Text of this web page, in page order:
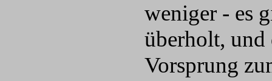
weniger - es
überholt, und
Vorsprung